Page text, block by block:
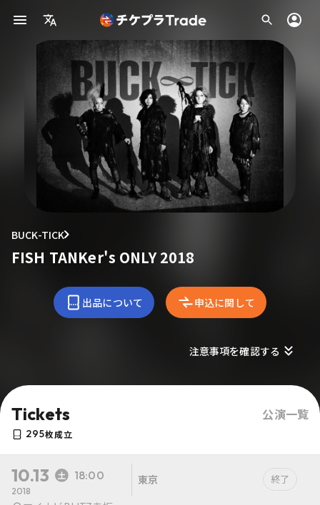
BUCK-TICK
FISH TANKer's ONLY 2018
出品について 申込に関して
注意事項を確認する
Tickets 公演一覧
295枚成立
10.13 18:00
2018
東京 終了